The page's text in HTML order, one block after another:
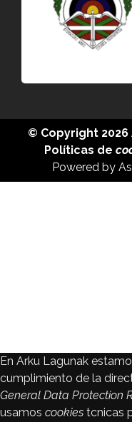
© Copyright 2026
Políticas de
Powered by
En Arku Lagunak
cumplimiento de la
General Data Protection
usamos cookies tcnicas